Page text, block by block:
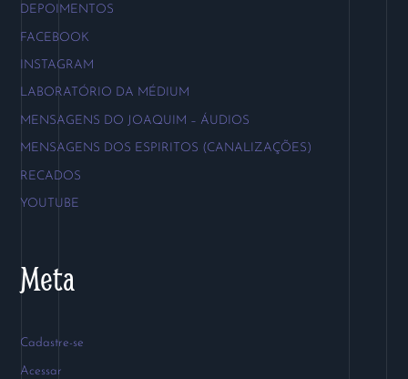
DEPOIMENTOS
FACEBOOK
INSTAGRAM
LABORATÓRIO DA MÉDIUM
MENSAGENS DO JOAQUIM – ÁUDIOS
MENSAGENS DOS ESPIRITOS (CANALIZAÇÕES)
RECADOS
YOUTUBE
Meta
Cadastre-se
Acessar